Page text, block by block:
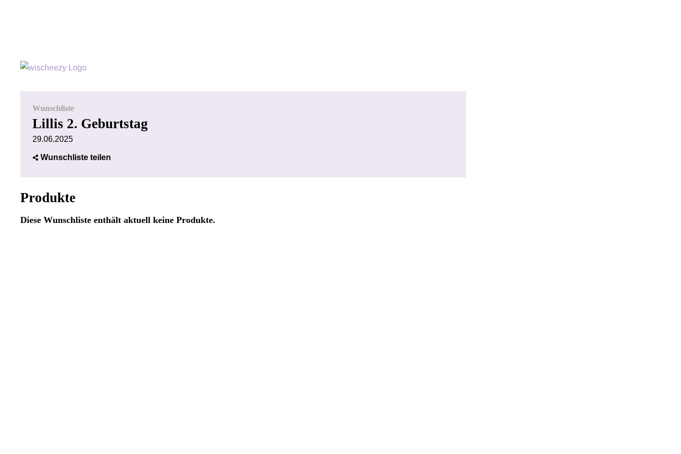
Wunschliste
Lillis 2. Geburtstag
29.06.2025
Wunschliste teilen
Produkte
Diese Wunschliste enthält aktuell keine Produkte.